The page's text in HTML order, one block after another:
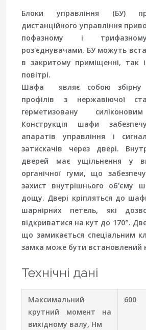
Блоки управління (БУ)
дистанційного управління
пофазному і
роз'єднувачами. БУ можуть
в закритому приміщенні, так
повітрі.
Шафа являє собою збірну
профілів з нержавіючої
герметизовану
Конструкція шафи
апаратів управління і
затискачів через двері.
дверей має ущільнення у
органічної гуми, що
захист внутрішнього об'єму
дощу. Двері кріпляться до
шарнірних петель, які
відкриватися на кут до 170°.
що замикається спеціальним
замка може бути встановлений
Технічні дані
Максимальний
крутний момент на
вихідному валу, Нм
600